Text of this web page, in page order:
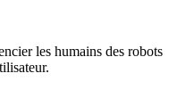
les humains des robots